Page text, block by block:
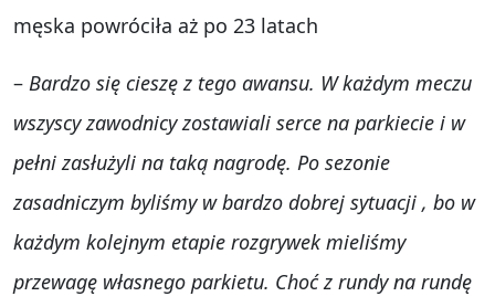
męska powróciła aż po 23 latach
– Bardzo się cieszę z tego awansu. W każdym meczu
wszyscy zawodnicy zostawiali serce na parkiecie i w
pełni zasłużyli na taką nagrodę. Po sezonie
zasadniczym byliśmy w bardzo dobrej sytuacji , bo w
każdym kolejnym etapie rozgrywek mieliśmy
przewagę własnego parkietu. Choć z rundy na rundę